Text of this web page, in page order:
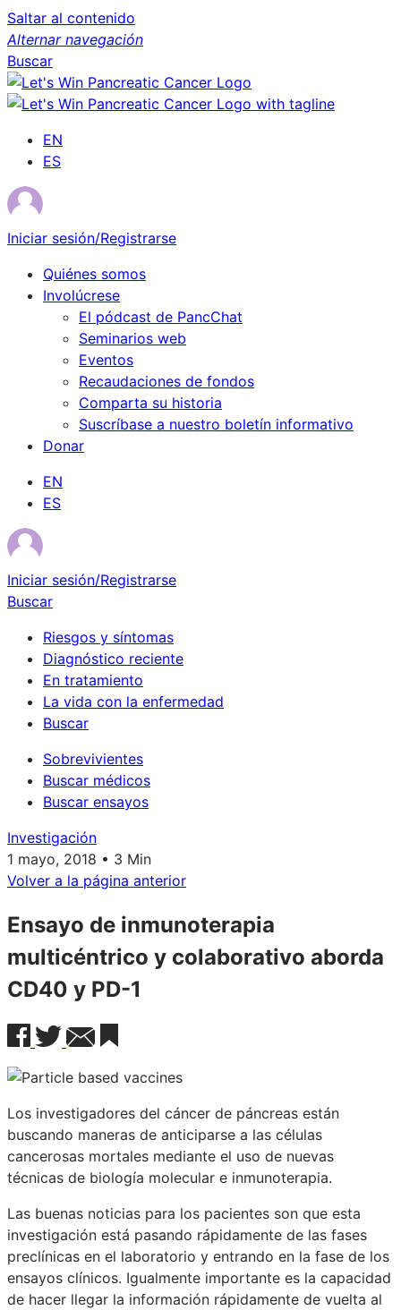
Saltar al contenido
Alternar navegación
Buscar
EN
ES
Iniciar sesión/Registrarse
Quiénes somos
Involúcrese
El pódcast de PancChat
Seminarios web
Eventos
Recaudaciones de fondos
Comparta su historia
Suscríbase a nuestro boletín informativo
Donar
EN
ES
Iniciar sesión/Registrarse
Buscar
Riesgos y síntomas
Diagnóstico reciente
En tratamiento
La vida con la enfermedad
Buscar
Sobrevivientes
Buscar médicos
Buscar ensayos
Investigación
1 mayo, 2018 • 3 Min
Volver a la página anterior
Ensayo de inmunoterapia
multicéntrico y colaborativo aborda
CD40 y PD-1
Los investigadores del cáncer de páncreas están
buscando maneras de anticiparse a las células
cancerosas mortales mediante el uso de nuevas
técnicas de biología molecular e inmunoterapia.
Las buenas noticias para los pacientes son que esta
investigación está pasando rápidamente de las fases
preclínicas en el laboratorio y entrando en la fase de los
ensayos clínicos. Igualmente importante es la capacidad
de hacer llegar la información rápidamente de vuelta al